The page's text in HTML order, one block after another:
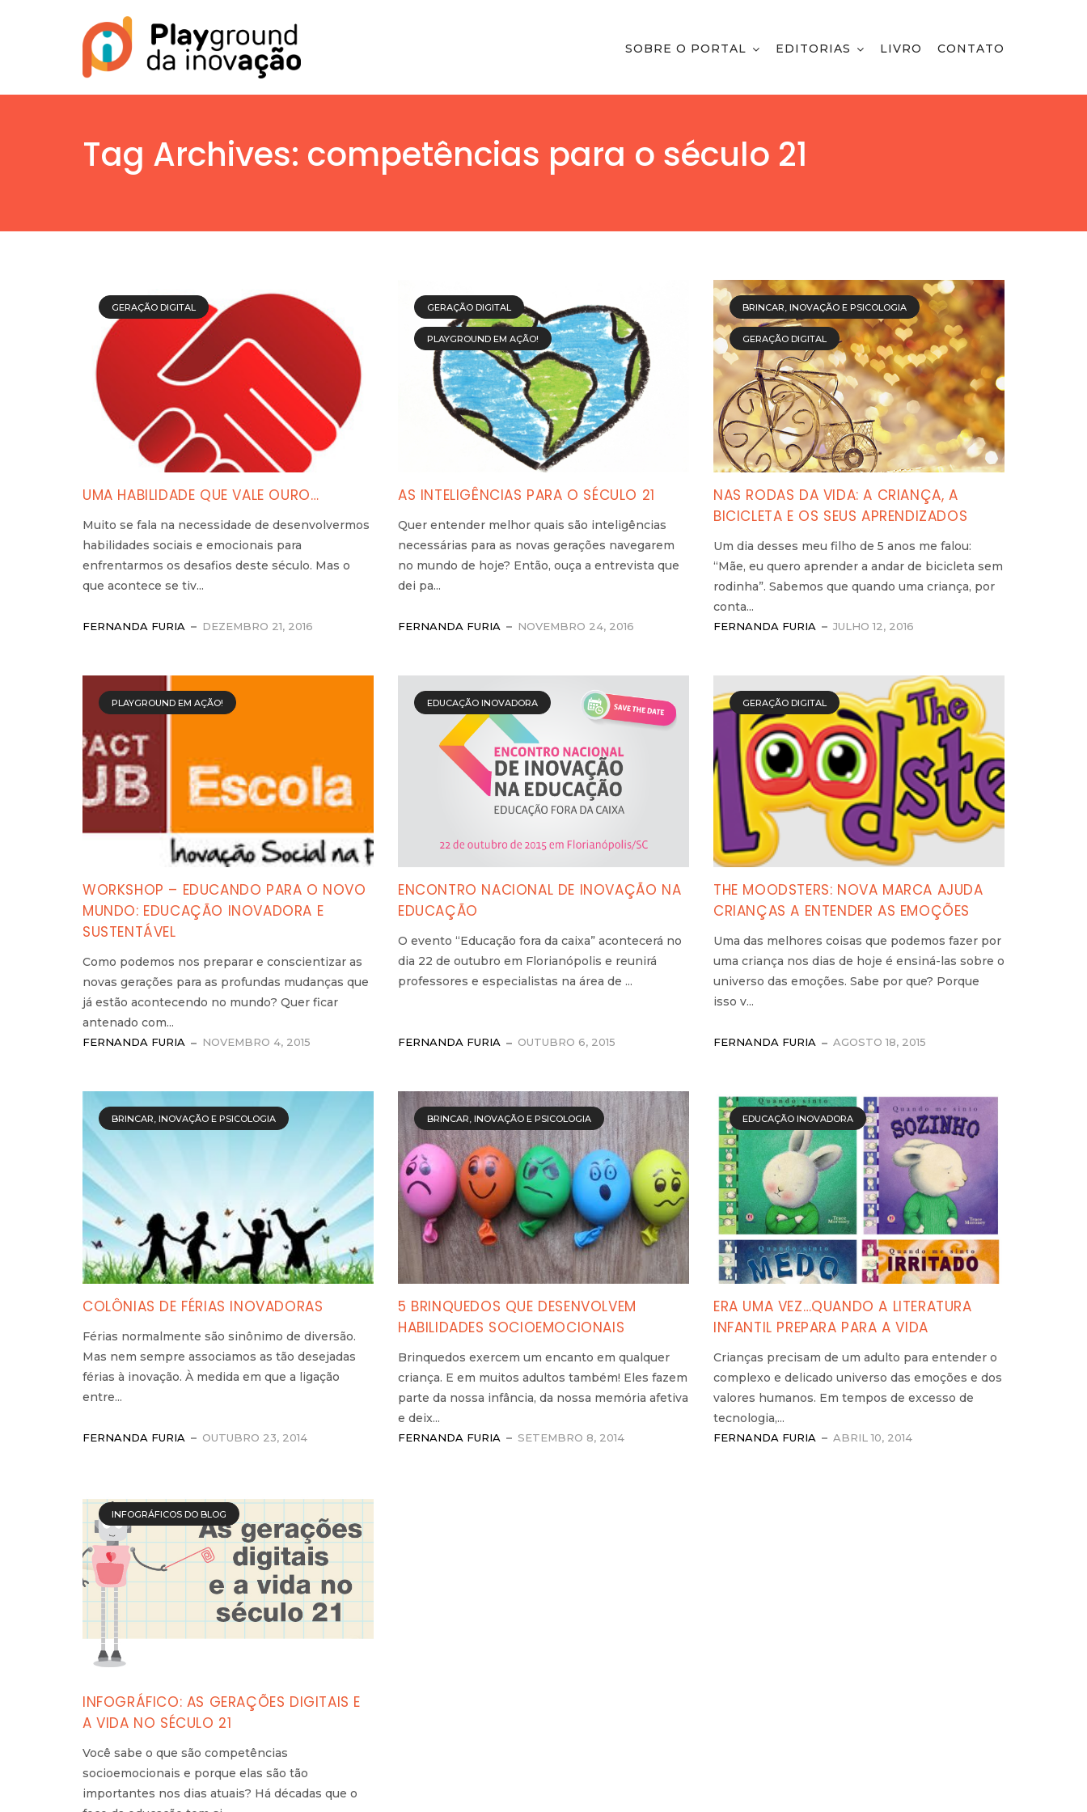
SOBRE O PORTAL EDITORIAS LIVRO CONTATO
Tag Archives: competências para o século 21
GERAÇÃO DIGITAL
UMA HABILIDADE QUE VALE OURO…
Muito se fala na necessidade de desenvolvermos
habilidades sociais e emocionais para
enfrentarmos os desafios deste século. Mas o
que acontece se tiv...
FERNANDA FURIA DEZEMBRO 21, 2016
GERAÇÃO DIGITAL
PLAYGROUND EM AÇÃO!
AS INTELIGÊNCIAS PARA O SÉCULO 21
Quer entender melhor quais são inteligências
necessárias para as novas gerações navegarem
no mundo de hoje? Então, ouça a entrevista que
dei pa...
FERNANDA FURIA NOVEMBRO 24, 2016
BRINCAR, INOVAÇÃO E PSICOLOGIA
GERAÇÃO DIGITAL
NAS RODAS DA VIDA: A CRIANÇA, A
BICICLETA E OS SEUS APRENDIZADOS
Um dia desses meu filho de 5 anos me falou:
“Mãe, eu quero aprender a andar de bicicleta sem
rodinha”. Sabemos que quando uma criança, por
conta...
FERNANDA FURIA JULHO 12, 2016
PLAYGROUND EM AÇÃO!
WORKSHOP – EDUCANDO PARA O NOVO
MUNDO: EDUCAÇÃO INOVADORA E
SUSTENTÁVEL
Como podemos nos preparar e conscientizar as
novas gerações para as profundas mudanças que
já estão acontecendo no mundo? Quer ficar
antenado com...
FERNANDA FURIA NOVEMBRO 4, 2015
EDUCAÇÃO INOVADORA
ENCONTRO NACIONAL DE INOVAÇÃO NA
EDUCAÇÃO
O evento “Educação fora da caixa” acontecerá no
dia 22 de outubro em Florianópolis e reunirá
professores e especialistas na área de ...
FERNANDA FURIA OUTUBRO 6, 2015
GERAÇÃO DIGITAL
THE MOODSTERS: NOVA MARCA AJUDA
CRIANÇAS A ENTENDER AS EMOÇÕES
Uma das melhores coisas que podemos fazer por
uma criança nos dias de hoje é ensiná-las sobre o
universo das emoções. Sabe por que? Porque
isso v...
FERNANDA FURIA AGOSTO 18, 2015
BRINCAR, INOVAÇÃO E PSICOLOGIA
COLÔNIAS DE FÉRIAS INOVADORAS
Férias normalmente são sinônimo de diversão.
Mas nem sempre associamos as tão desejadas
férias à inovação. À medida em que a ligação
entre...
FERNANDA FURIA OUTUBRO 23, 2014
BRINCAR, INOVAÇÃO E PSICOLOGIA
5 BRINQUEDOS QUE DESENVOLVEM
HABILIDADES SOCIOEMOCIONAIS
Brinquedos exercem um encanto em qualquer
criança. E em muitos adultos também! Eles fazem
parte da nossa infância, da nossa memória afetiva
e deix...
FERNANDA FURIA SETEMBRO 8, 2014
EDUCAÇÃO INOVADORA
ERA UMA VEZ…QUANDO A LITERATURA
INFANTIL PREPARA PARA A VIDA
Crianças precisam de um adulto para entender o
complexo e delicado universo das emoções e dos
valores humanos. Em tempos de excesso de
tecnologia,...
FERNANDA FURIA ABRIL 10, 2014
INFOGRÁFICOS DO BLOG
INFOGRÁFICO: AS GERAÇÕES DIGITAIS E
A VIDA NO SÉCULO 21
Você sabe o que são competências
socioemocionais e porque elas são tão
importantes nos dias atuais? Há décadas que o